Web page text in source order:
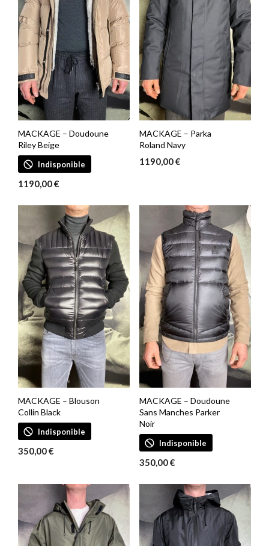
MACKAGE – Doudoune
Riley Beige
Indisponible
1190,00€
MACKAGE – Parka
Roland Navy
1190,00€
MACKAGE – Blouson
Collin Black
Indisponible
350,00€
MACKAGE – Doudoune
Sans Manches Parker
Noir
Indisponible
350,00€